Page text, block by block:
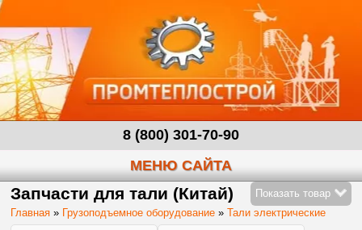
8 (800) 301-70-90
МЕНЮ САЙТА
Запчасти для тали (Китай)
Показать товар
Главная » Грузоподъемное оборудование » Тали электрические